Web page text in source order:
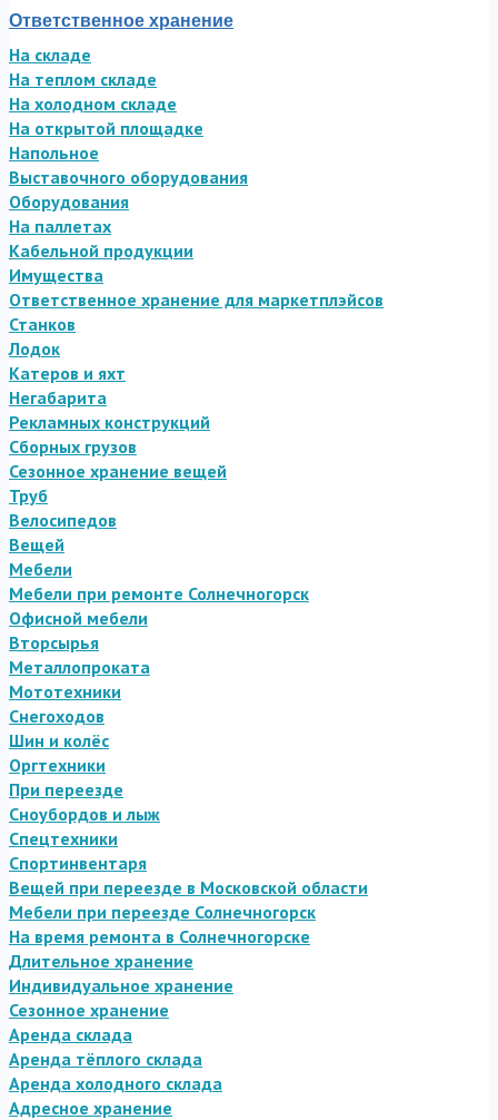
Ответственное хранение
На складе
На теплом складе
На холодном складе
На открытой площадке
Напольное
Выставочного оборудования
Оборудования
На паллетах
Кабельной продукции
Имущества
Ответственное хранение для маркетплэйсов
Станков
Лодок
Катеров и яхт
Негабарита
Рекламных конструкций
Сборных грузов
Сезонное хранение вещей
Труб
Велосипедов
Вещей
Мебели
Мебели при ремонте Солнечногорск
Офисной мебели
Вторсырья
Металлопроката
Мототехники
Снегоходов
Шин и колёс
Оргтехники
При переезде
Сноубордов и лыж
Спецтехники
Спортинвентаря
Вещей при переезде в Московской области
Мебели при переезде Солнечногорск
На время ремонта в Солнечногорске
Длительное хранение
Индивидуальное хранение
Сезонное хранение
Аренда склада
Аренда тёплого склада
Аренда холодного склада
Адресное хранение